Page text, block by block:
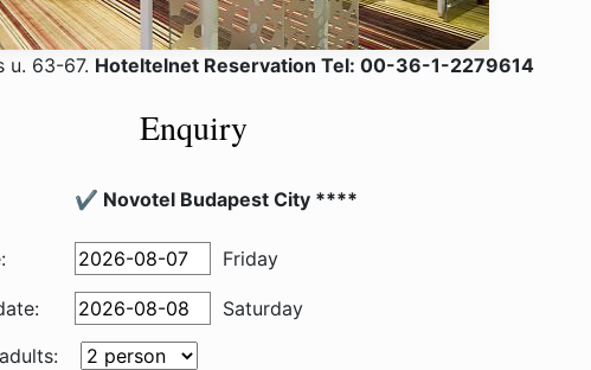
u. 63-67. Hoteltelnet Reservation Tel: 00-36-1-2279614
Enquiry
✔️ Novotel Budapest City ****
Friday
Saturday